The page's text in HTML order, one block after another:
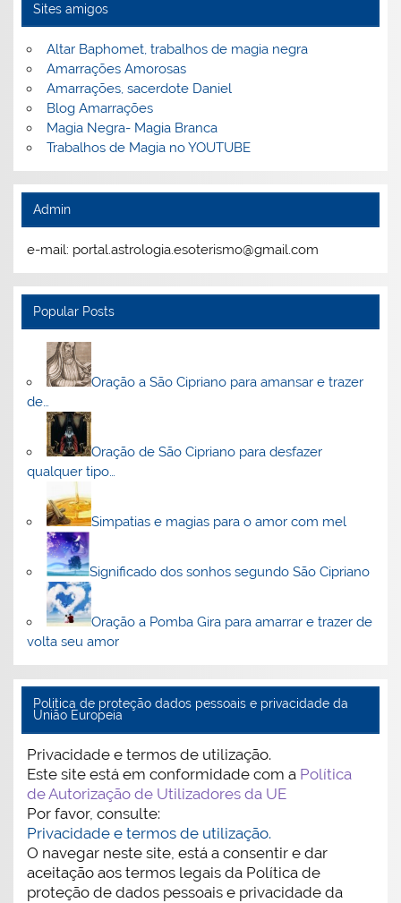
Sites amigos
Altar Baphomet, trabalhos de magia negra
Amarrações Amorosas
Amarrações, sacerdote Daniel
Blog Amarrações
Magia Negra- Magia Branca
Trabalhos de Magia no YOUTUBE
Admin
e-mail: portal.astrologia.esoterismo@gmail.com
Popular Posts
Oração a São Cipriano para amansar e trazer
de…
Oração de São Cipriano para desfazer
qualquer tipo…
Simpatias e magias para o amor com mel
Significado dos sonhos segundo São Cipriano
Oração a Pomba Gira para amarrar e trazer de
volta seu amor
Politica de proteção dados pessoais e privacidade da
União Europeia
Privacidade e termos de utilização.
Este site está em conformidade com a Política
de Autorização de Utilizadores da UE
Por favor, consulte:
Privacidade e termos de utilização.
O navegar neste site, está a consentir e dar
aceitação aos termos legais da Política de
proteção de dados pessoais e privacidade da